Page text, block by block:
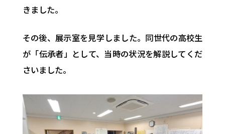
きました。
その後、展示室を見学しました。同世代の高校生
が「伝承者」として、当時の状況を解説してくだ
さいました。